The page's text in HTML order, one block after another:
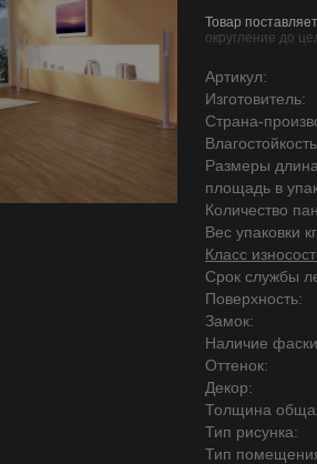
Товар
округление до
Артикул:
Изготовитель:
Страна-
Размеры
площадь в
Количество
Вес упаковки
Класс
Срок службы
Поверхность:
Замок:
Наличие
Оттенок:
Декор:
Толщина
Тип рисунка:
Тип